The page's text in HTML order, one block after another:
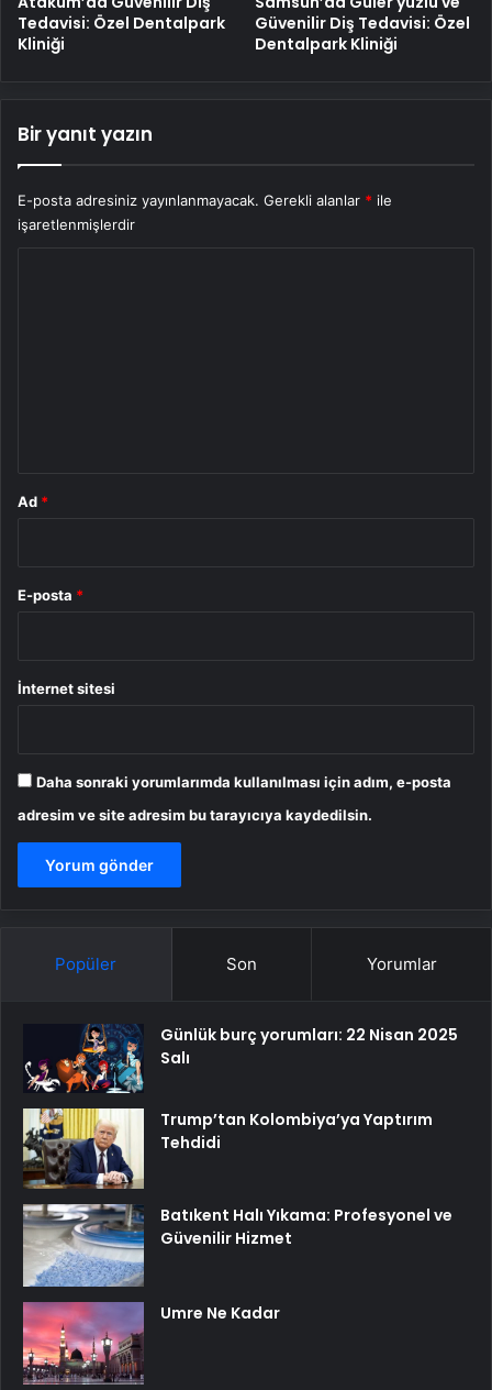
Tedavisi: Özel Dentalpark
Kliniği
Güvenilir Diş Tedavisi: Özel
Dentalpark Kliniği
Bir yanıt yazın
E-posta adresiniz yayınlanmayacak. Gerekli alanlar * ile
işaretlenmişlerdir
Ad *
E-posta *
İnternet sitesi
Daha sonraki yorumlarımda kullanılması için adım, e-posta
adresim ve site adresim bu tarayıcıya kaydedilsin.
Popüler Son Yorumlar
Günlük burç yorumları: 22 Nisan 2025
Salı
Trump’tan Kolombiya’ya Yaptırım
Tehdidi
Batıkent Halı Yıkama: Profesyonel ve
Güvenilir Hizmet
Umre Ne Kadar